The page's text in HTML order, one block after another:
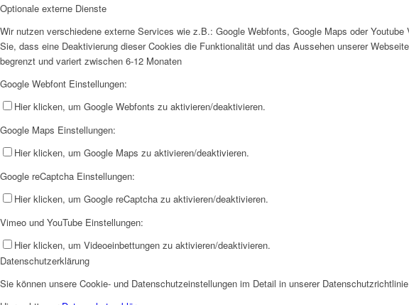
Optionale externe Dienste
Wir nutzen verschiedene externe Services wie z.B.: Google Webfonts, Google Maps oder
Sie, dass eine Deaktivierung dieser Cookies die Funktionalität und das Aussehen unserer
begrenzt und variert zwischen 6-12 Monaten
Google Webfont Einstellungen:
Hier klicken, um Google Webfonts zu aktivieren/deaktivieren.
Google Maps Einstellungen:
Hier klicken, um Google Maps zu aktivieren/deaktivieren.
Google reCaptcha Einstellungen:
Hier klicken, um Google reCaptcha zu aktivieren/deaktivieren.
Vimeo und YouTube Einstellungen:
Hier klicken, um Videoeinbettungen zu aktivieren/deaktivieren.
Datenschutzerklärung
Sie können unsere Cookie- und Datenschutzeinstellungen im Detail in unserer